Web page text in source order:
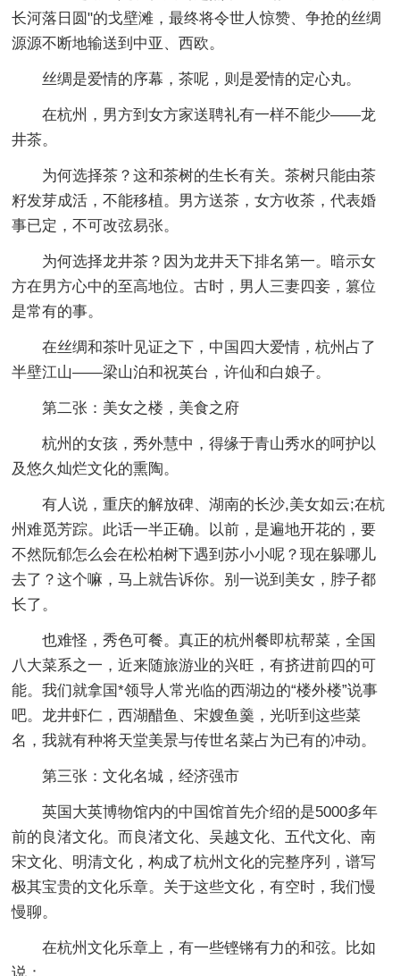
长河落日圆"的戈壁滩，最终将令世人惊赞、争抢的丝绸
源源不断地输送到中亚、西欧。
丝绸是爱情的序幕，茶呢，则是爱情的定心丸。
在杭州，男方到女方家送聘礼有一样不能少——龙
井茶。
为何选择茶？这和茶树的生长有关。茶树只能由茶
籽发芽成活，不能移植。男方送茶，女方收茶，代表婚
事已定，不可改弦易张。
为何选择龙井茶？因为龙井天下排名第一。暗示女
方在男方心中的至高地位。古时，男人三妻四妾，篡位
是常有的事。
在丝绸和茶叶见证之下，中国四大爱情，杭州占了
半壁江山——梁山泊和祝英台，许仙和白娘子。
第二张：美女之楼，美食之府
杭州的女孩，秀外慧中，得缘于青山秀水的呵护以
及悠久灿烂文化的熏陶。
有人说，重庆的解放碑、湖南的长沙,美女如云;在杭
州难觅芳踪。此话一半正确。以前，是遍地开花的，要
不然阮郁怎么会在松柏树下遇到苏小小呢？现在躲哪儿
去了？这个嘛，马上就告诉你。别一说到美女，脖子都
长了。
也难怪，秀色可餐。真正的杭州餐即杭帮菜，全国
八大菜系之一，近来随旅游业的兴旺，有挤进前四的可
能。我们就拿国*领导人常光临的西湖边的“楼外楼”说事
吧。龙井虾仁，西湖醋鱼、宋嫂鱼羹，光听到这些菜
名，我就有种将天堂美景与传世名菜占为已有的冲动。
第三张：文化名城，经济强市
英国大英博物馆内的中国馆首先介绍的是5000多年
前的良渚文化。而良渚文化、吴越文化、五代文化、南
宋文化、明清文化，构成了杭州文化的完整序列，谱写
极其宝贵的文化乐章。关于这些文化，有空时，我们慢
慢聊。
在杭州文化乐章上，有一些铿锵有力的和弦。比如